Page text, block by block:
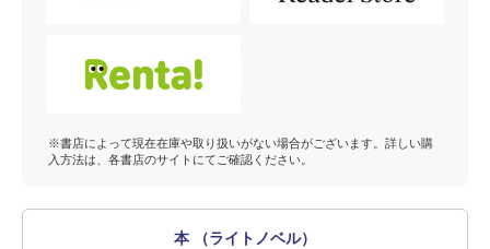
※書店によって現在在庫や取り扱いがない場合がございます。詳しい購
入方法は、各書店のサイトにてご確認ください。
本 （ライトノベル）